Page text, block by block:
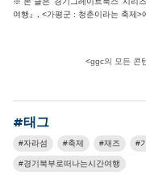
여행』, <가평군 : 청춘이라는 축제>
<ggc의 모든 콘
#태그
자라섬 축제 재즈
경기북부로떠나는시간여행